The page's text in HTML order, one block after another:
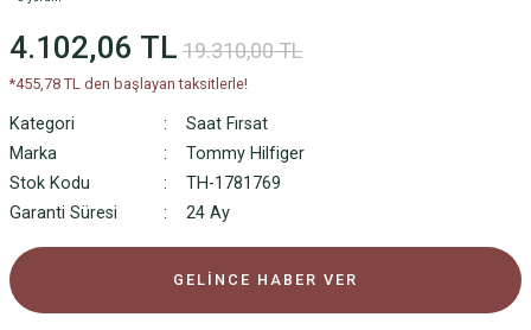
4.102,06 TL 19.310,00 TL
*455,78 TL den başlayan taksitlerle!
Kategori
Saat Fırsat
Marka
Tommy Hilfiger
Stok Kodu
TH-1781769
Garanti Süresi
24 Ay
GELİNCE HABER VER